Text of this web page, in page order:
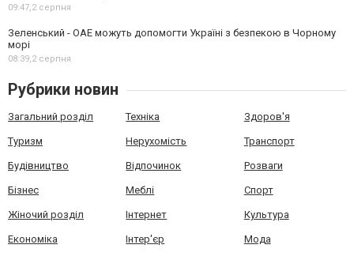
09:47,2 серпня
Зеленський - ОАЕ можуть допомогти Україні з безпекою в Чорному
морі
08:39,2 серпня
Рубрики новин
Загальний розділ Техніка Здоров'я
Туризм Нерухомість Транспорт
Будівництво Відпочинок Розваги
Бізнес Меблі Спорт
Жіночий розділ Інтернет Культура
Економіка Інтер'єр Мода